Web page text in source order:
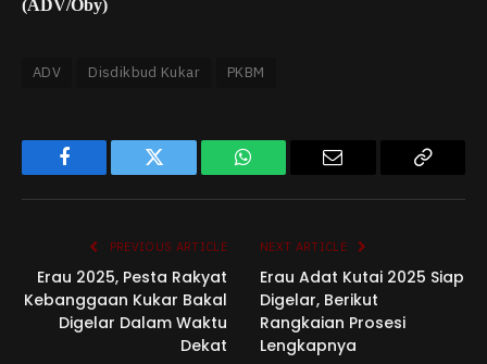
(ADV/Oby)
ADV Disdikbud Kukar PKBM
Facebook Twitter WhatsApp
PREVIOUS ARTICLE
Erau 2025, Pesta Rakyat
Kebanggaan Kukar Bakal
Digelar Dalam Waktu
Dekat
NEXT ARTICLE
Erau Adat Kutai 2025 Siap
Digelar, Berikut
Rangkaian Prosesi
Lengkapnya